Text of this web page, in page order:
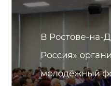
В Ростове-на-
Россия»
молодёжный